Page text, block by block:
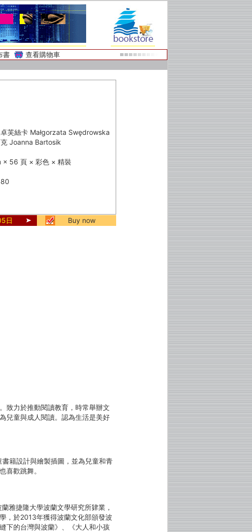
書 查看購物車
芙絲卡 Małgorzata Swędrowska
Joanna Bartosik
× 56 頁 × 彩色 × 精裝
日 Buy now
致力於推動閱讀教育，時常舉辦文
兒童與成人閱讀。認為生活是美好
籍設計與繪製插圖，並為兒童和青
喜歡跳舞。
雅捷隆大學波蘭文學研究所肄業，
，於2013年獲得波蘭文化部頒發波
下的台灣與波蘭》、《大人和小孩